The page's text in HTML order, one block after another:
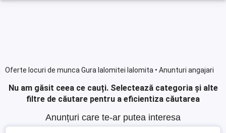
Oferte locuri de munca Gura Ialomitei Ialomita • Anunturi angajari
Nu am găsit ceea ce cauți. Selectează categoria și alte
filtre de căutare pentru a eficientiza căutarea
Anunțuri care te-ar putea interesa